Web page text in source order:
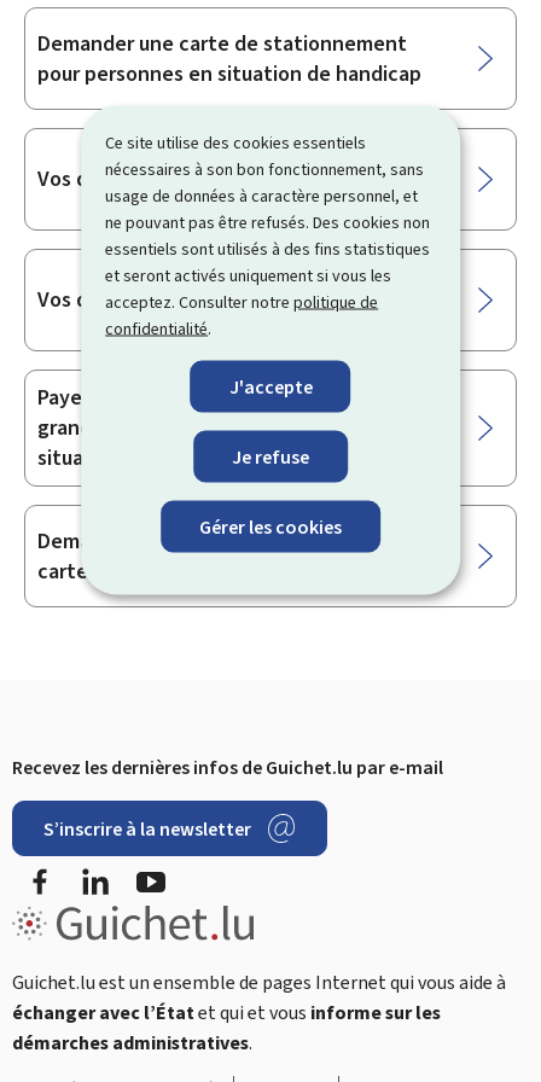
Ce site utilise des cookies essentiels
nécessaires à son bon fonctionnement, sans
usage de données à caractère personnel, et
ne pouvant pas être refusés. Des cookies non
essentiels sont utilisés à des fins statistiques
et seront activés uniquement si vous les
acceptez. Consulter notrepolitique de
confidentialité.
J'accepte
Je refuse
Gérer les cookies
Demander une carte de stationnement
pour personnes en situation de handicap
Vos droits quand vous voyagez en bus
Vos droits quand vous voyagez en train
Payer moins de taxe de voiture pour les
grandes familles et les personnes en
situation de handicap
Demander une carte de priorité ou une
carte d’invalidité
Pied
de
page
Recevez les dernières infos de Guichet.lu par e-mail
S’inscrire à la newsletter
Restez
connecté
FacebookLinkedIn
Guichet.lu est un ensemble de pages Internet qui vous aide à
échanger avec l’Étatet qui et vous informe sur les
démarches administratives.